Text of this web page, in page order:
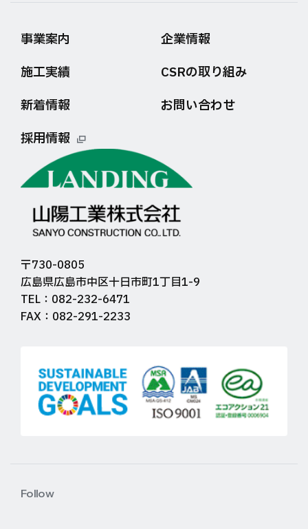
事業案内
企業情報
施工実績
CSRの取り組み
新着情報
お問い合わせ
採用情報
〒730-0805
広島県広島市中区十日市町1丁目1-9
TEL：082-232-6471
FAX：082-291-2233
Follow